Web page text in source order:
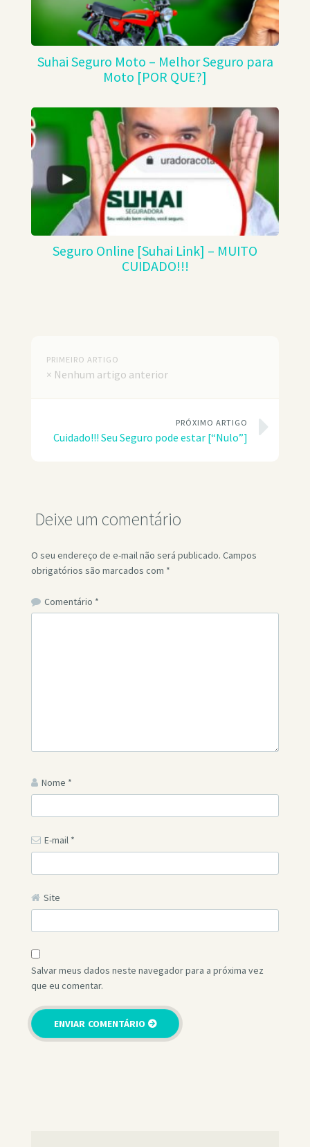
Suhai Seguro Moto – Melhor Seguro para
Moto [POR QUE?]
Seguro Online [Suhai Link] – MUITO
CUIDADO!!!
PRIMEIRO ARTIGO
× Nenhum artigo anterior
PRÓXIMO ARTIGO
Cuidado!!! Seu Seguro pode estar [“Nulo”]
Deixe um comentário
O seu endereço de e-mail não será publicado. Campos
obrigatórios são marcados com *
Comentário *
Nome *
E-mail *
Site
Salvar meus dados neste navegador para a próxima vez
que eu comentar.